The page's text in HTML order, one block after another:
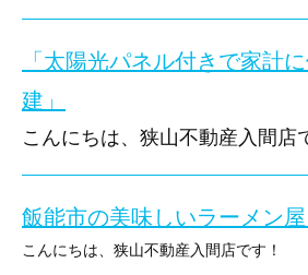
ご興味をお持ちの方は急いでお問合せく
◇◆◇その他物件情報◇◆◇
交通：西武池袋線「武蔵藤沢」駅 徒歩22
または「西武グリーンヒル」停 徒歩
駐車スペース：普通車1台、軽自動車1台
土地面積：105.02㎡
→狭山不動産へのアクセスはこ
↓Instagram
その他にも2階にはウォークインクロー
豊富な収納と便利な動線はストレス無く
建築条件はございませんのでお好きなハ
また、南東角地の為日当たり・開放感
建築価格が高騰している昨今、お求めや
「太陽光パネル付きで家計
建」
こんにちは、狭山不動産入間店
入間市東町4丁目 中古戸建
飯能市の美味しいラーメン
こんにちは、狭山不動産入間店です！